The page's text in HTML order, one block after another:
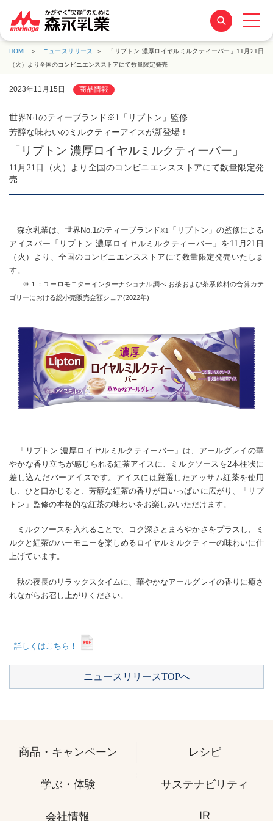
HOME ニュースリリース
「リプトン 濃厚ロイヤルミルクティーバー」11月21日
（火）より全国のコンビニエンスストアにて数量限定発売
2023年11月15日 商品情報
世界№1のティーブランド※1「リプトン」監修
芳醇な味わいのミルクティーアイスが新登場！
「リプトン 濃厚ロイヤルミルクティーバー」
11月21日（火）より全国のコンビニエンスストアにて数量限定発
売
森永乳業は、世界No.1のティーブランド※1
「リプトン」の監修による
アイスバー「リプトン 濃厚ロイヤルミルクティーバー」を11月21日
（火）より、全国のコンビニエンスストアにて数量限定発売いたしま
す。
※１：ユーロモニターインターナショナル調べ:お茶および茶系飲料の合算カテ
ゴリーにおける総小売販売金額シェア(2022年)
「リプトン 濃厚ロイヤルミルクティーバー」は、アールグレイの華
やかな香り立ちが感じられる紅茶アイスに、ミルクソースを2本柱状に
差し込んだバーアイスです。アイスには厳選したアッサム紅茶を使用
し、ひと口かじると、芳醇な紅茶の香りが口いっぱいに広がり、「リプ
トン」監修の本格的な紅茶の味わいをお楽しみいただけます。
ミルクソースを入れることで、コク深さとまろやかさをプラスし、ミ
ルクと紅茶のハーモニーを楽しめるロイヤルミルクティーの味わいに仕
上げています。
秋の夜長のリラックスタイムに、華やかなアールグレイの香りに癒さ
れながらお召し上がりください。
詳しくはこちら！
ニュースリリースTOPへ
商品・キャンペーン レシピ
学ぶ・体験 サステナビリティ
会社情報 IR